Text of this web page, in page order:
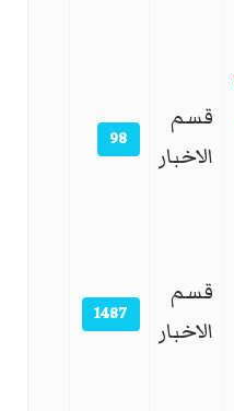
قسم
الاخبار
98
قسم
الاخبار
1487